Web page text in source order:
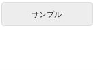
サンプル